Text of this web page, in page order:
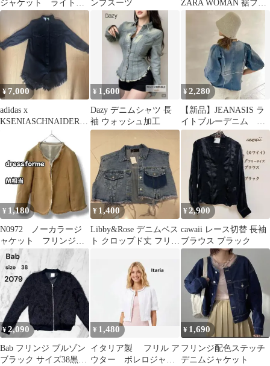
ジャケット ライトア
ウター フリンジ ノ
ーカラー
ンプスーツ
ZARA WOMAN 裾フリ
ル ミリタリージャケッ
トカモフラ L
¥ 7,000
adidas x
KSENIASCHNAIDER
デニムジャケット
¥ 1,600
Dazy デニムシャツ 長
袖 ウォッシュ加工
¥2,280
【新品】JEANASIS ラ
イトブルーデニム 半
袖 ライトジャケット
¥ 1,180
N0972 ノーカラージ
ャケット フリンジ
ホック留め ベージ
ュ Ｍ相当
¥ 1,400
Libby&Rose デニムベス
ト クロップド丈 フリン
¥2,900
cawaii レース切替 長袖
ブラウス ブラック
¥2,090
Bab フリンジ ブルゾン
ブラック サイズ38黒
¥ 1,480
イタリア製 フリル ア
ウター ボレロジャケ
¥ 1,690
フリンジ配色ステッチ
デニムジャケット